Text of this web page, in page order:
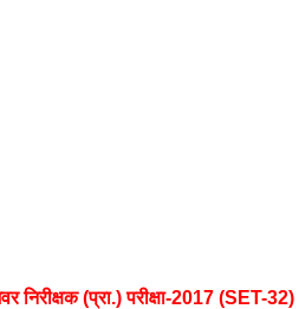
(प्रा.) परीक्षा-2017 (SET-32)